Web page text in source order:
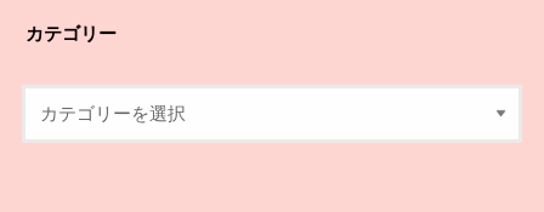
カテゴリー